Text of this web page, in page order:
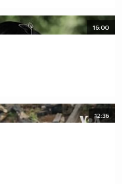
16:00
12:36